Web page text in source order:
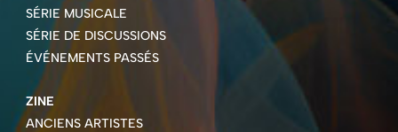
SÉRIE MUSICALE
SÉRIE DE DISCUSSIONS
ÉVÉNEMENTS PASSÉS
ZINE
ANCIENS ARTISTES